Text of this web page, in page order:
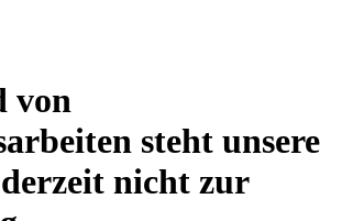
von
steht unsere
nicht zur